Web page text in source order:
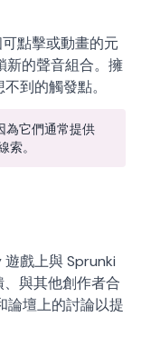
點擊或動畫的元
新的聲音組合。擁
到的觸發點。
為它們通常提供
。
戲上與 Sprunki
與其他創作者合
論壇上的討論以提